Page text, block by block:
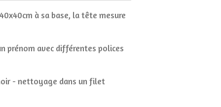
à sa base, la tête mesure
prénom avec différentes polices
- nettoyage dans un filet